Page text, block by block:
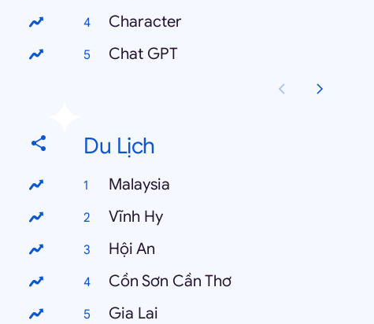
Character
Chat GPT
Du Lịch
Malaysia
Vĩnh Hy
Hội An
Cồn Sơn Cần Thơ
Gia Lai